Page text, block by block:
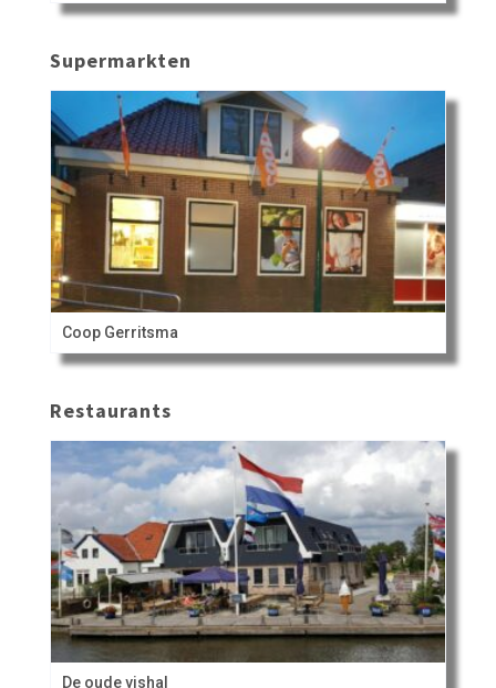
Supermarkten
Coop Gerritsma
Restaurants
De oude vishal